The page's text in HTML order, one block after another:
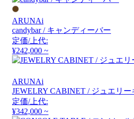
ARUNAi
candybar / キャンディーバー
定価/上代:
¥242,000 ~
ARUNAi
JEWELRY CABINET / ジュエリー
定価/上代:
¥342,000 ~